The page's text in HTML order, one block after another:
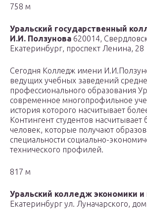
758 м
Уральский государственный
И.И. Ползунова 620014,
Екатеринбург, проспект Ленина, 28
Сегодня Колледж имени
ведущих учебных заведений
профессионального образования
современное многопрофильное
история которого насчитывает
Контингент студентов насчитывает
человек, которые получают
специальности социально-
технического профилей.
817 м
Уральский колледж экономики и
Екатеринбург ул. Луначарского,